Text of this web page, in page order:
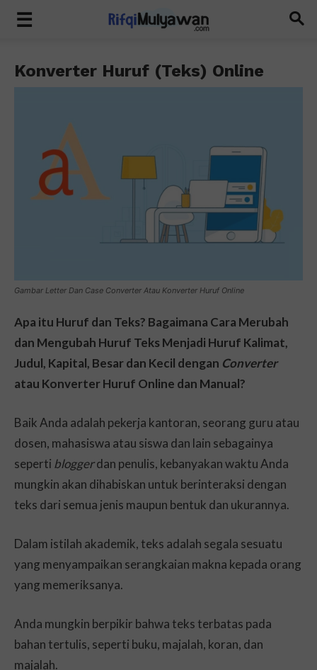
Konverter Huruf (Teks) Online
Gambar Letter Dan Case Converter Atau Konverter Huruf Online
Apa itu Huruf dan Teks? Bagaimana Cara Merubah
dan Mengubah Huruf Teks Menjadi Huruf Kalimat,
Judul, Kapital, Besar dan Kecil dengan Converter
atau Konverter Huruf Online dan Manual?
Baik Anda adalah pekerja kantoran, seorang guru atau
dosen, mahasiswa atau siswa dan lain sebagainya
seperti bloggerdan penulis, kebanyakan waktu Anda
mungkin akan dihabiskan untuk berinteraksi dengan
teks dari semua jenis maupun bentuk dan ukurannya.
Dalam istilah akademik, teks adalah segala sesuatu
yang menyampaikan serangkaian makna kepada orang
yang memeriksanya.
Anda mungkin berpikir bahwa teks terbatas pada
bahan tertulis, seperti buku, majalah, koran, dan
majalah.